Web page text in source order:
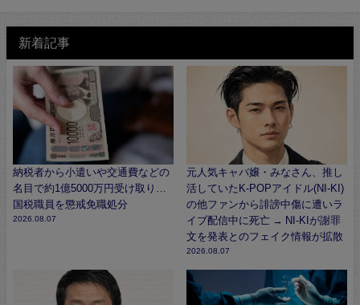
新着記事
納税者から小遣いや交通費などの
名目で約1億5000万円受け取り…
国税職員を懲戒免職処分
2026.08.07
元人気キャバ嬢・みなさん、推し
活していたK-POPアイドル(NI-KI)
の他ファンから誹謗中傷に遭いラ
イブ配信中に死亡 → NI-KIが謝罪
文を発表とのフェイク情報が拡散
2026.08.07